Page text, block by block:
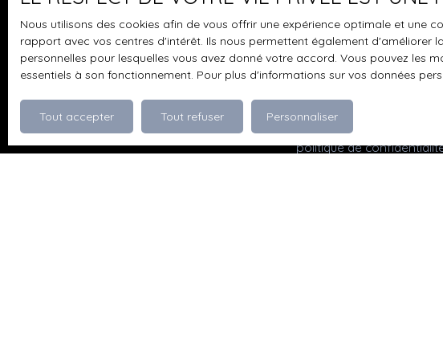
pouvez vous inscrire
prévu par l'article L223-1
www.bloctel.gouv.fr ou
Pour en savoir plus sur
politique de
Nous utilisons des cookies afin de vous offrir une expérience optimale et une
rapport avec vos centres d'intérêt. Ils nous permettent également d'améliorer
personnelles pour lesquelles vous avez donné votre accord. Vous pouvez les
essentiels à son fonctionnement. Pour plus d'informations sur vos données
Tout accepter Tout refuser Personnaliser